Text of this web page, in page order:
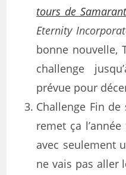
tours de
Eternity
bonne nouvelle,
challenge
prévue pour
Challenge Fin de
remet ça
avec seulement
ne vais pas aller